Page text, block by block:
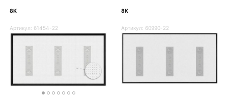
8K
Артикул: 61454-22
8K
Артикул: 60990-22